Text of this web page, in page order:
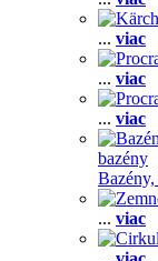
... viac
... viac
... viac
bazény
Bazény,
... viac